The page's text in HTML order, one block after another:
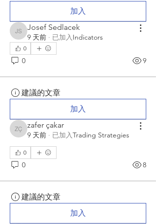
加入
Josef Sedlacek
Josef Sedlacek
9 天前 · 已加入Indicators
0
0 9
建議的文章
加入
zafer çakar
zafer çakar
9 天前 · 已加入Trading Strategies
0
0 8
建議的文章
加入